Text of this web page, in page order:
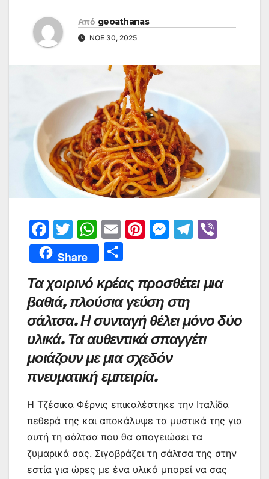
Από geoathanas
ΝΟΈ 30, 2025
F
a
c
e
b
o
o
k
T
w
itt
er
W
h
at
s
A
p
p
E
m
ai
l
Pi
e
st
M
s
e
n
g
er
T
gr
m
Share
ρ
α
σ
τε
ίτ
ε
Τα χοιρινό κρέας προσθέτει μια
βαθιά, πλούσια γεύση στη
σάλτσα. Η συνταγή θέλει μόνο δύο
υλικά. Τα αυθεντικά σπαγγέτι
μοιάζουν με μια σχεδόν
πνευματική εμπειρία.
Η Τζέσικα Φέρνις επικαλέστηκε την Ιταλίδα
πεθερά της και αποκάλυψε τα μυστικά της για
αυτή τη σάλτσα που θα απογειώσει τα
ζυμαρικά σας. Σιγοβράζει τη σάλτσα της στην
εστία για ώρες με ένα υλικό μπορεί να σας